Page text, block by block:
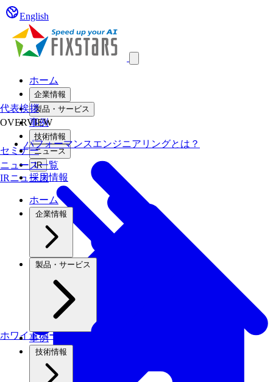
English
ホーム
企業情報
製品・サービス
事例
技術情報
セミナー
ホワイトペーパー
ニュース
ニュース一覧
IR
採用情報
ホーム
企業情報
製品・サービス
事例
技術情報
代表挨拶
OVERVIEW
パフォーマンスエンジニアリングとは？
IRニュース